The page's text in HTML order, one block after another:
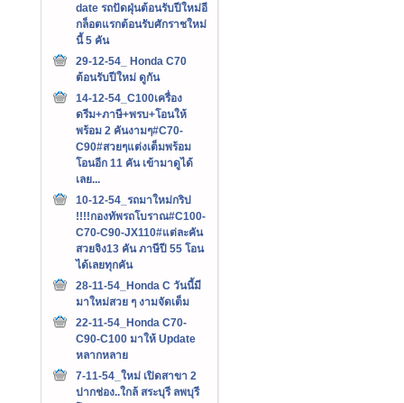
date รถปัดฝุ่นต้อนรับปีใหม่อี
กล็อตแรกต้อนรับศักราชใหม่
นี้ 5 คัน
29-12-54_ Honda C70
ต้อนรับปีใหม่ ดูกัน
14-12-54_C100เครื่อง
ดรีม+ภาษี+พรบ+โอนให้
พร้อม 2 คันงามๆ#C70-
C90#สวยๆแต่งเต็มพร้อม
โอนอีก 11 คัน เข้ามาดูได้
เลย...
10-12-54_รถมาใหม่กริป
!!!!กองทัพรถโบราณ#C100-
C70-C90-JX110#แต่ละคัน
สวยจิง13 คัน ภาษีปี 55 โอน
ได้เลยทุกคัน
28-11-54_Honda C วันนี้มี
มาใหม่สวย ๆ งามจัดเต็ม
22-11-54_Honda C70-
C90-C100 มาให้ Update
หลากหลาย
7-11-54_ใหม่ เปิดสาขา 2
ปากช่อง..ใกล้ สระบุรี ลพบุรี